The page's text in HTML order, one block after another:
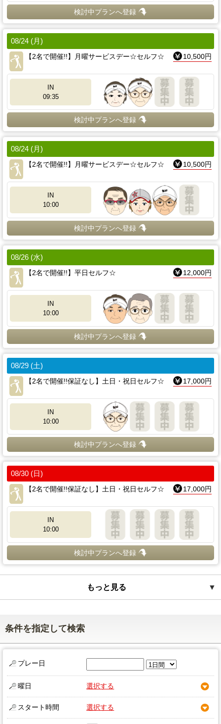
検討中プランへ登録
08/24 (月)
【2名で開催!!】月曜サービスデー☆セルフ☆
10,500円
IN
09:35
検討中プランへ登録
08/24 (月)
【2名で開催!!】月曜サービスデー☆セルフ☆
10,500円
IN
10:00
検討中プランへ登録
08/26 (水)
【2名で開催!!】平日セルフ☆
12,000円
IN
10:00
検討中プランへ登録
08/29 (土)
【2名で開催!!保証なし】土日・祝日セルフ☆
17,000円
IN
10:00
検討中プランへ登録
08/30 (日)
【2名で開催!!保証なし】土日・祝日セルフ☆
17,000円
IN
10:00
検討中プランへ登録
▼
もっと見る
条件を指定して検索
プレー日
曜日 選択する
スタート時間 選択する